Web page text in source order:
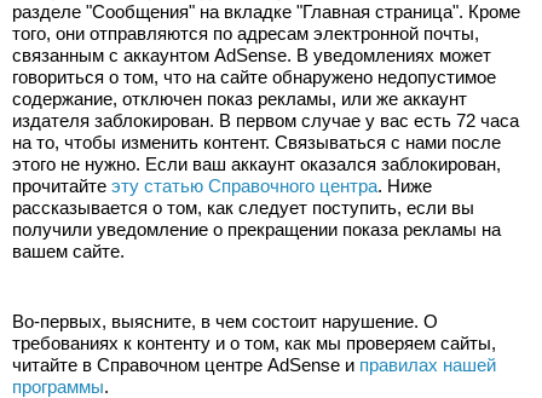
разделе "Сообщения" на вкладке "Главная страница". Кроме
того, они отправляются по адресам электронной почты,
связанным с аккаунтом AdSense. В уведомлениях может
говориться о том, что на сайте обнаружено недопустимое
содержание, отключен показ рекламы, или же аккаунт
издателя заблокирован. В первом случае у вас есть 72 часа
на то, чтобы изменить контент. Связываться с нами после
этого не нужно. Если ваш аккаунт оказался заблокирован,
прочитайте эту статью Справочного центра. Ниже
рассказывается о том, как следует поступить, если вы
получили уведомление о прекращении показа рекламы на
вашем сайте.
Во-первых, выясните, в чем состоит нарушение. О
требованиях к контенту и о том, как мы проверяем сайты,
читайте в Справочном центре AdSense и правилах нашей
программы.